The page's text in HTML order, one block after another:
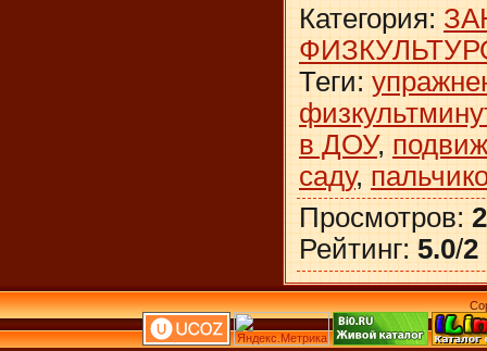
Категория:
Теги:
в ДОУ,
саду,
Просмотров:
Рейтинг: 5.0/2